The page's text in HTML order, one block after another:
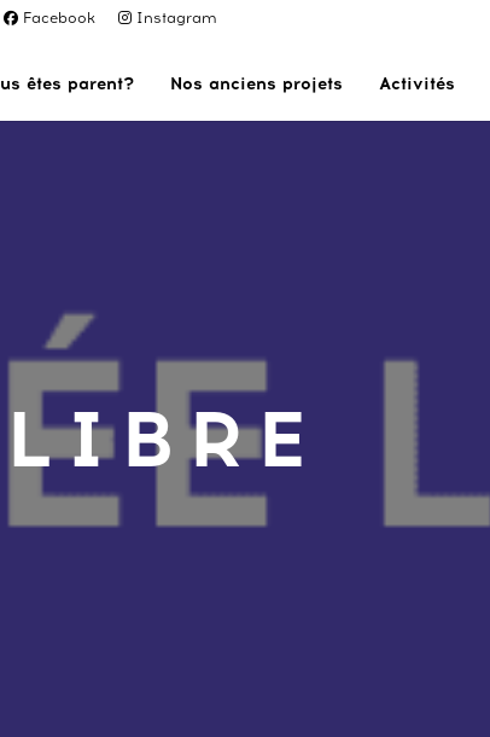
Facebook Instagram
êtes parent? Nos anciens projets Activités